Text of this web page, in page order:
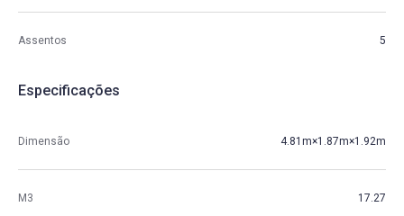
Assentos 5
Especificações
Dimensão 4.81m×1.87m×1.92m
M3 17.27